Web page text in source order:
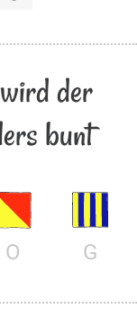
der
bunt
O G